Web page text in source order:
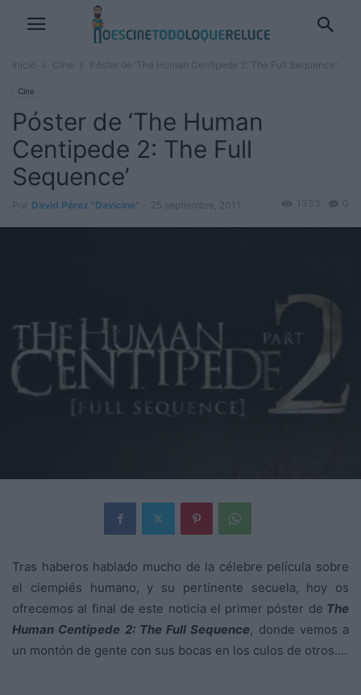
Inicio Cine Póster de ‘The Human Centipede 2: The Full Sequence’
Cine
Póster de ‘The Human
Centipede 2: The Full
Sequence’
Por David Pérez "Davicine" 25 septiembre, 2011 0
1333
Tras haberos hablado mucho de la célebre película sobre
el ciempiés humano, y su pertinente secuela, hoy os
ofrecemos al final de este noticia el primer póster de The
Human Centipede 2: The Full Sequence, donde vemos a
un montón de gente con sus bocas en los culos de otros….